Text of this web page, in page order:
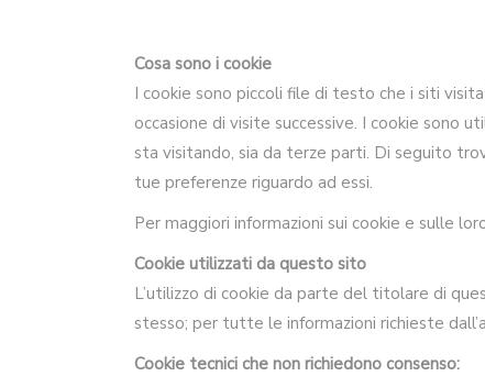
Cosa sono i cookie
I cookie sono piccoli file di testo che i siti
occasione di visite successive. I cookie sono
sta visitando, sia da terze parti. Di seguito
tue preferenze riguardo ad essi.
Per maggiori informazioni sui cookie e sulle
Cookie utilizzati da questo sito
L’utilizzo di cookie da parte del titolare di
stesso; per tutte le informazioni richieste
Cookie tecnici che non richiedono consenso: